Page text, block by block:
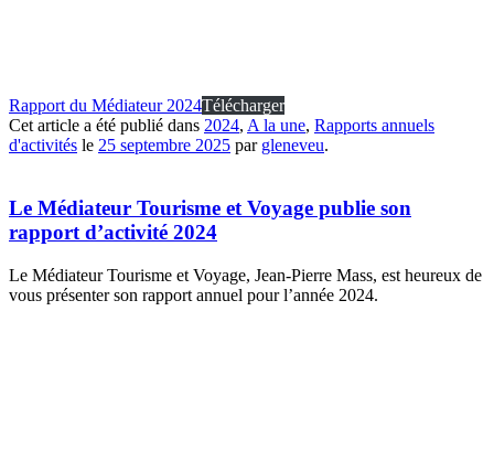
Rapport du Médiateur 2024Télécharger
Cet article a été publié dans 2024, A la une, Rapports annuels
d'activités le 25 septembre 2025 par gleneveu.
Le Médiateur Tourisme et Voyage publie son
rapport d’activité 2024
Le Médiateur Tourisme et Voyage, Jean-Pierre Mass, est heureux de
vous présenter son rapport annuel pour l’année 2024.